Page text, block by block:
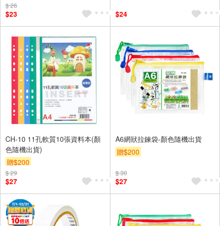
$ 26
$23 $24
CH-10 11孔軟質10張資料本(顏
色隨機出貨)
贈$200
$ 29
$27
A6網狀拉鍊袋-顏色隨機出貨
贈$200
$ 30
$27